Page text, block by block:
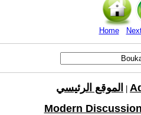
Home
الموقع الرئيسي
Modern